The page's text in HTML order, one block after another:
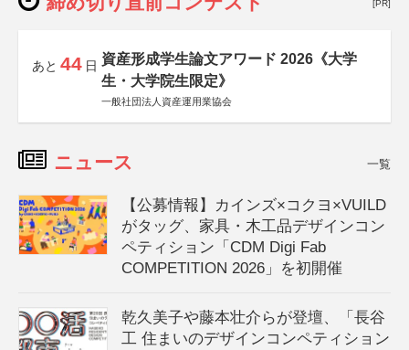
[PR]
あと 44 日 資産形成学生論文アワード 2026《大学
生・大学院生限定》
一般社団法人資産運用業協会
ニュース 一覧
【公募情報】カインズ×コクヨ×VUILD
がタッグ、家具・木工品デザインコン
ペティション「CDM Digi Fab
COMPETITION 2026」を初開催
乾久美子や藤本壮介らが登壇、「長谷
工 住まいのデザインコンペティション